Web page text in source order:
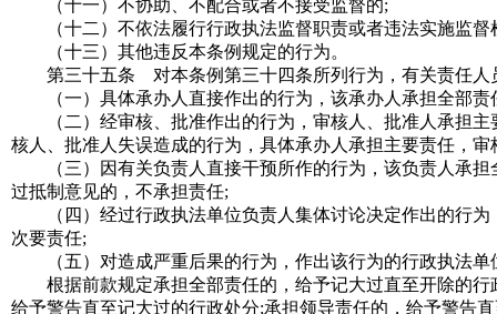
（十一）不协助、不配合或者不接受监督的;
（十二）不依法履行行政执法监督职责或者违法实施监督
（十三）其他违反本条例规定的行为。
第三十五条 对本条例第三十四条所列行为，有关责任人
（一）具体承办人直接作出的行为，该承办人承担全部责
（二）经审核、批准作出的行为，审核人、批准人承担主
核人、批准人失误造成的行为，具体承办人承担主要责任，
（三）因有关负责人直接干预所作的行为，该负责人承担
过抵制意见的，不承担责任;
（四）经过行政执法单位负责人集体讨论决定作出的行为
次要责任;
（五）对造成严重后果的行为，作出该行为的行政执法单
根据前款规定承担全部责任的，给予记大过直至开除的行
给予警告直至记大过的行政处分;承担领导责任的，给予警告